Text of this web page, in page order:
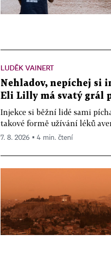
LUDĚK VAINERT
Nehladov, nepíchej si
Eli Lilly má svatý grál
Injekce si běžní lidé sami
takové formě užívání léků
7. 8. 2026 ▪ 4 min. čtení